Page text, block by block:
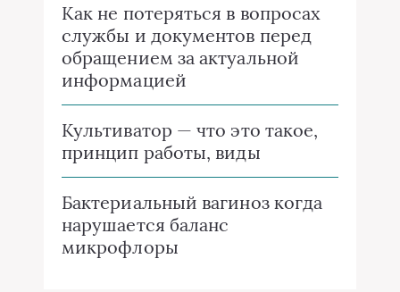
Как не потеряться в вопросах
службы и документов перед
обращением за актуальной
информацией
Культиватор — что это такое,
принцип работы, виды
Бактериальный вагиноз когда
нарушается баланс
микрофлоры